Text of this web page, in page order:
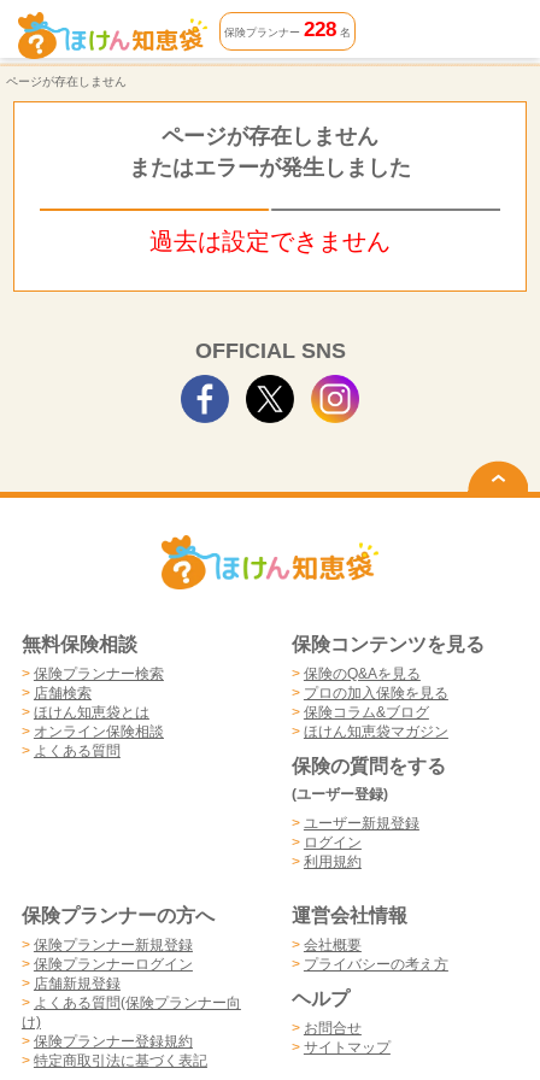
ページが存在しません | ほけん知恵袋
保険プランナー 228名
ページが存在しません
ページが存在しません
またはエラーが発生しました
過去は設定できません
OFFICIAL SNS
無料保険相談
> 保険プランナー検索
> 店舗検索
> ほけん知恵袋とは
> オンライン保険相談
> よくある質問
保険コンテンツを見る
> 保険のQ&Aを見る
> プロの加入保険を見る
> 保険コラム&ブログ
> ほけん知恵袋マガジン
保険の質問をする
(ユーザー登録)
> ユーザー新規登録
> ログイン
> 利用規約
保険プランナーの方へ
> 保険プランナー新規登録
> 保険プランナーログイン
> 店舗新規登録
> よくある質問(保険プランナー向
け)
> 保険プランナー登録規約
> 特定商取引法に基づく表記
運営会社情報
> 会社概要
> プライバシーの考え方
ヘルプ
> お問合せ
> サイトマップ